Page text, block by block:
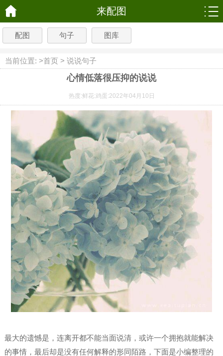
来配图
配图 句子 图库
当前位置: >首页 > 说说句子
心情低落很压抑的说说
热度:鲜花:鸡蛋:2022年04月10日
最大的遗憾是，连离开都不能当面说清，或许一个拥抱就能解决
的事情，最后却是没有任何解释的形同陌路，下面是小编整理的